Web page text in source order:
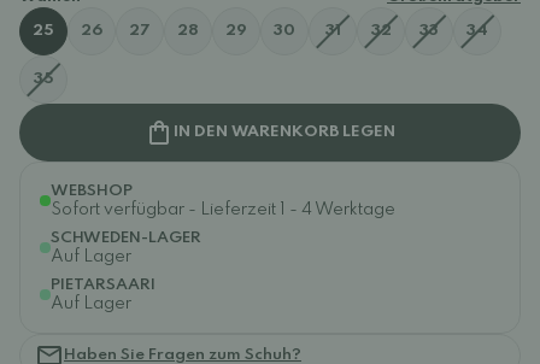
25 26 27 28 29 30 31 32 33 34
35
IN DEN WARENKORB LEGEN
WEBSHOP
Sofort verfügbar - Lieferzeit 1 - 4 Werktage
SCHWEDEN-LAGER
Auf Lager
PIETARSAARI
Auf Lager
Haben Sie Fragen zum Schuh?